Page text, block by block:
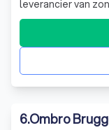
leverancier van
een rijke
kwaliteit en
expertise en
producten,
6.Ombro